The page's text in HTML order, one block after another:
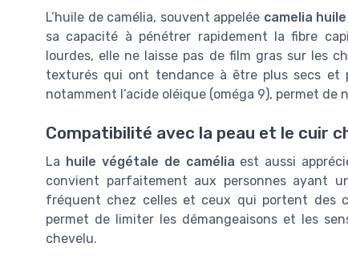
L’huile de camélia, souvent appelée camelia huile
sa capacité à pénétrer rapidement la fibre
lourdes, elle ne laisse pas de film gras sur les
texturés qui ont tendance à être plus secs et
notamment l’acide oléique (oméga 9), permet de
Compatibilité avec la peau et le cuir
La huile végétale de camélia est aussi
convient parfaitement aux personnes ayant
fréquent chez celles et ceux qui portent des
permet de limiter les démangeaisons et les
chevelu.